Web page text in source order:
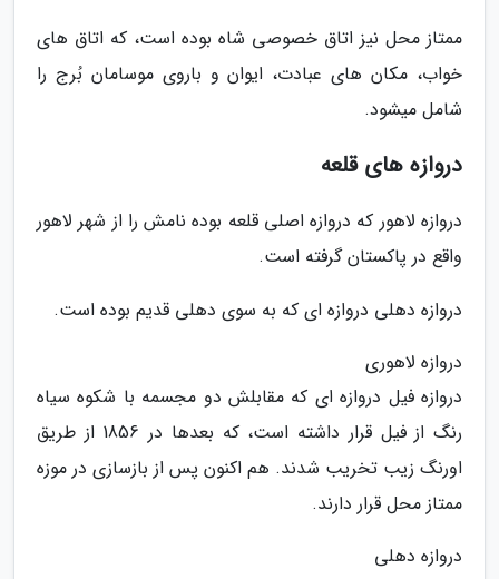
ممتاز محل نیز اتاق خصوصی شاه بوده است، که اتاق های
خواب، مکان های عبادت، ایوان و باروی موسامان بُرج را
شامل میشود.
دروازه های قلعه
دروازه لاهور که دروازه اصلی قلعه بوده نامش را از شهر لاهور
واقع در پاکستان گرفته است.
دروازه دهلی دروازه ای که به سوی دهلی قدیم بوده است.
دروازه لاهوری
دروازه فیل دروازه ای که مقابلش دو مجسمه با شکوه سیاه
رنگ از فیل قرار داشته است، که بعدها در 1856 از طریق
اورنگ زیب تخریب شدند. هم اکنون پس از بازسازی در موزه
ممتاز محل قرار دارند.
دروازه دهلی